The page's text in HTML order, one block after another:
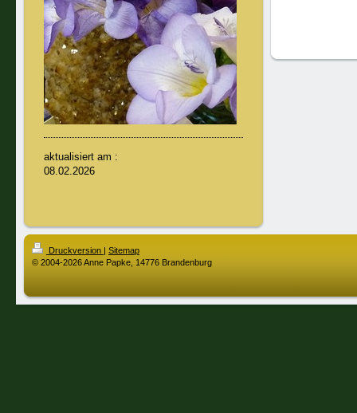
aktualisiert am :
08.02.2026
Druckversion | Sitemap
© 2004-2026 Anne Papke, 14776 Brandenburg